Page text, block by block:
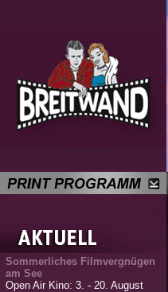
Sommerliches Filmvergnügen
am See
Open Air Kino: 3. - 20. August